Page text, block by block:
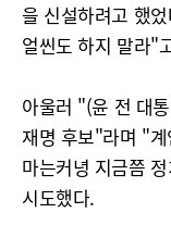
을 신설하려고 했
얼씬도 하지 말라"
아울러 "(윤 전 대
재명 후보"라며 "
마는커녕 지금쯤
시도했다.